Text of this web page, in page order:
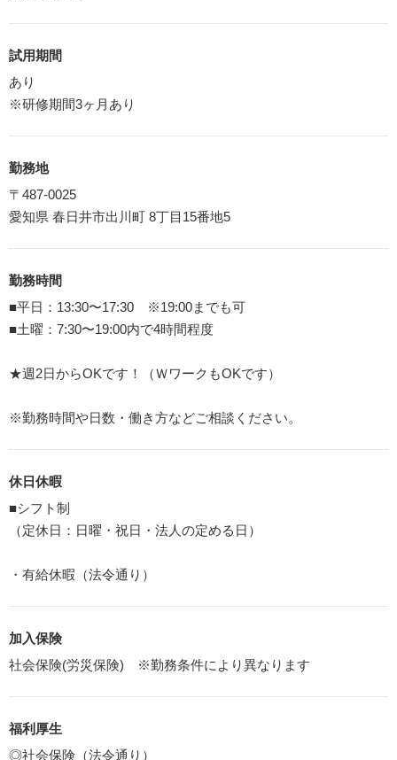
試用期間
あり
※研修期間3ヶ月あり
勤務地
〒487-0025
愛知県 春日井市出川町 8丁目15番地5
勤務時間
■平日：13:30〜17:30 ※19:00までも可
■土曜：7:30〜19:00内で4時間程度
★週2日からOKです！（ＷワークもOKです）
※勤務時間や日数・働き方などご相談ください。
休日休暇
■シフト制
（定休日：日曜・祝日・法人の定める日）
・有給休暇（法令通り）
加入保険
社会保険(労災保険) ※勤務条件により異なります
福利厚生
◎社会保険（法令通り）